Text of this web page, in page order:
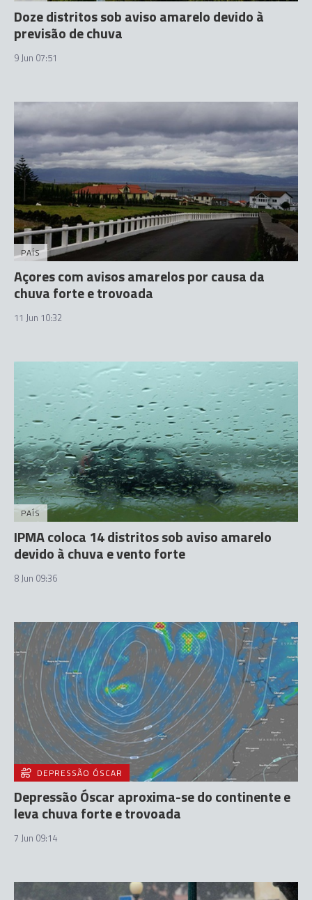
Doze distritos sob aviso amarelo devido à
previsão de chuva
9 Jun 07:51
PAÍS
Açores com avisos amarelos por causa da
chuva forte e trovoada
11 Jun 10:32
PAÍS
IPMA coloca 14 distritos sob aviso amarelo
devido à chuva e vento forte
8 Jun 09:36
DEPRESSÃO ÓSCAR
Depressão Óscar aproxima-se do continente e
leva chuva forte e trovoada
7 Jun 09:14